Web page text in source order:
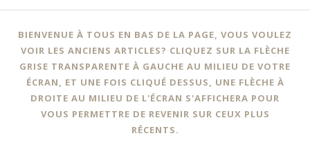
BIENVENUE À TOUS EN BAS DE LA PAGE, VOUS VOULEZ
VOIR LES ANCIENS ARTICLES? CLIQUEZ SUR LA FLÈCHE
GRISE TRANSPARENTE À GAUCHE AU MILIEU DE VOTRE
ÉCRAN, ET UNE FOIS CLIQUÉ DESSUS, UNE FLÈCHE À
DROITE AU MILIEU DE L'ÉCRAN S'AFFICHERA POUR
VOUS PERMETTRE DE REVENIR SUR CEUX PLUS
RÉCENTS.